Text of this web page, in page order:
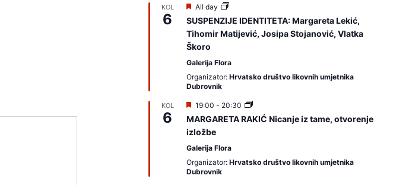
j
m
o
KOL
6
I
z
d
v
a
a
o
All day
SUSPENZIJE IDENTITETA: Margareta Lekić,
Tihomir Matijević, Josipa Stojanović, Vlatka
Škoro
Galerija Flora
Organizator: Hrvatsko društvo likovnih umjetnika
Dubrovnik
KOL
6
I
z
d
v
j
a
m
19:00 - 20:30
MARGARETA RAKIĆ Nicanje iz tame, otvorenje
izložbe
Galerija Flora
Organizator: Hrvatsko društvo likovnih umjetnika
Dubrovnik